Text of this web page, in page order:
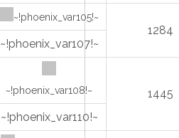
~!phoenix_var105!~
1284
~!phoenix_var107!~
~!phoenix_var108!~
1445
~!phoenix_var110!~